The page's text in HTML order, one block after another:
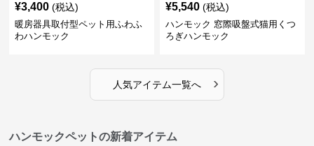
¥3,400 (税込)
暖房器具取付型ペット用ふわふ
わハンモック
¥5,540 (税込)
ハンモック 窓際吸盤式猫用くつ
ろぎハンモック
人気アイテム一覧へ ›
ハンモックペットの新着アイテム